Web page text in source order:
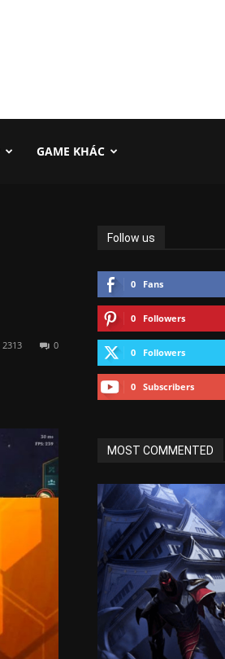
GAME KHÁC
0
2313
Follow us
0 Fans
0 Followers
0 Followers
0 Subscribers
MOST COMMENTED